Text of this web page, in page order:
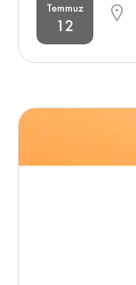
Temmuz
12